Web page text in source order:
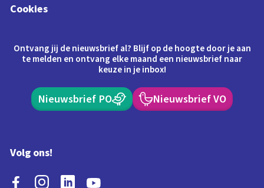
Cookies
Ontvang jij de nieuwsbrief al? Blijf op de hoogte door je aan
te melden en ontvang elke maand een nieuwsbrief naar
keuze in je inbox!
Nieuwsbrief PO Nieuwsbrief VO
Volg ons!